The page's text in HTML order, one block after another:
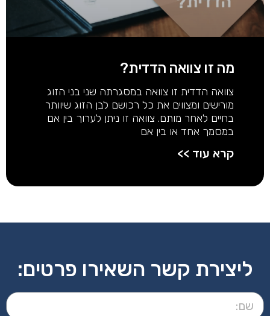
מה זו צוואה הדדית?
צוואה הדדית זו צוואה במסגרתה שני בני הזוג
מורישים ומצווים את כל רכושם לבן הזוג שיוותר
בחיים לאחר מותם. צוואה זו ניתן לערוך בין אם
במסמך אחד או בין אם
קרא עוד >>
ליצירת קשר השאירו פרטים: